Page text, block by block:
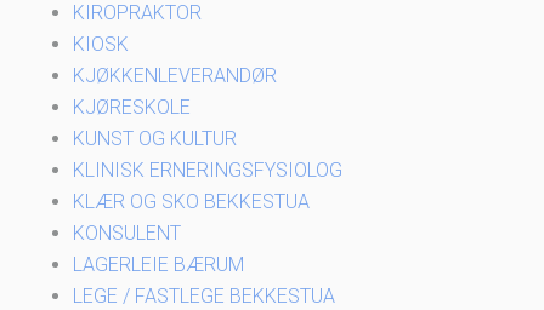
KIROPRAKTOR
KIOSK
KJØKKENLEVERANDØR
KJØRESKOLE
KUNST OG KULTUR
KLINISK ERNERINGSFYSIOLOG
KLÆR OG SKO BEKKESTUA
KONSULENT
LAGERLEIE BÆRUM
LEGE / FASTLEGE BEKKESTUA